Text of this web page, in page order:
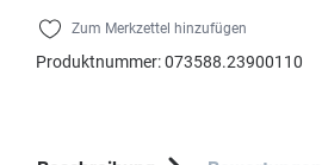
Zum Merkzettel hinzufügen
Produktnummer:073588.23900110